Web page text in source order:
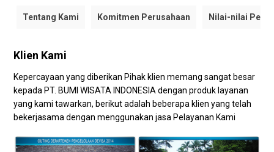
Tentang Kami Komitmen Perusahaan Nilai-nilai
Klien Kami
Kepercayaan yang diberikan Pihak klien memang sangat besar
kepada PT. BUMI WISATA INDONESIA dengan produk layanan
yang kami tawarkan, berikut adalah beberapa klien yang telah
bekerjasama dengan menggunakan jasa Pelayanan Kami